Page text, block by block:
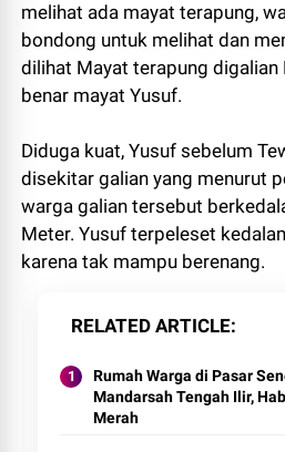
melihat ada mayat terapung,
bondong untuk melihat dan
dilihat Mayat terapung
benar mayat Yusuf.
Diduga kuat, Yusuf sebelum
disekitar galian yang menurut
warga galian tersebut
Meter. Yusuf terpeleset
karena tak mampu berenang.
RELATED ARTICLE
Rumah Warga di Pasar
Mandarsah Tengah Ilir,
Merah